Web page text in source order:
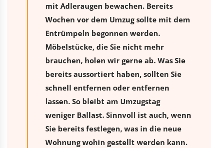
mit Adleraugen bewachen. Bereits
Wochen vor dem Umzug sollte mit dem
Entrümpeln begonnen werden.
Möbelstücke, die Sie nicht mehr
brauchen, holen wir gerne ab. Was Sie
bereits aussortiert haben, sollten Sie
schnell entfernen oder entfernen
lassen. So bleibt am Umzugstag
weniger Ballast. Sinnvoll ist auch, wenn
Sie bereits festlegen, was in die neue
Wohnung wohin gestellt werden kann.